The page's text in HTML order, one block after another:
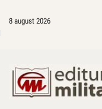
8 august 2026